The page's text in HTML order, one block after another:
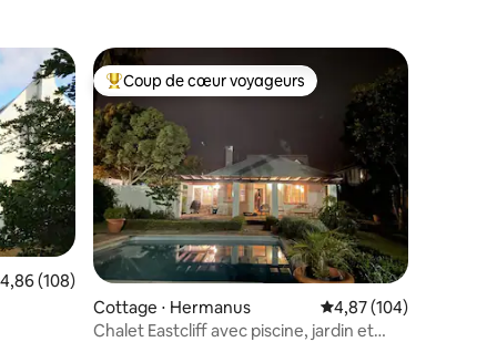
: 4,87 sur 5
moyenne sur la base de 108 commentaires : 4,86 sur 5
4,86 (108)
Coups de cœur voyageurs les plus appréciés
Coup de cœur voyageurs
Cottage ⋅ Hermanus Évaluation moyenne
4,87 (104)
Chalet Eastcliff avec piscine, jardin et